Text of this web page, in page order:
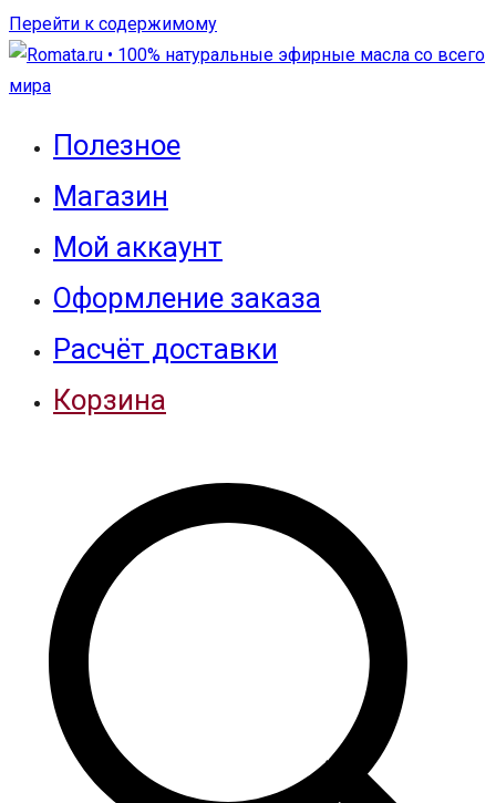
Перейти к содержимому
Romata.ru • 100% натуральные
эфирные масла со всего мира
Интернет-магазин натуральных
эфирных масел для ароматерапии и
аромапсихологии
Полезное
Магазин
Мой аккаунт
Оформление заказа
Расчёт доставки
Корзина